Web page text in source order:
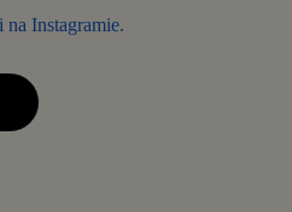
na Instagramie.